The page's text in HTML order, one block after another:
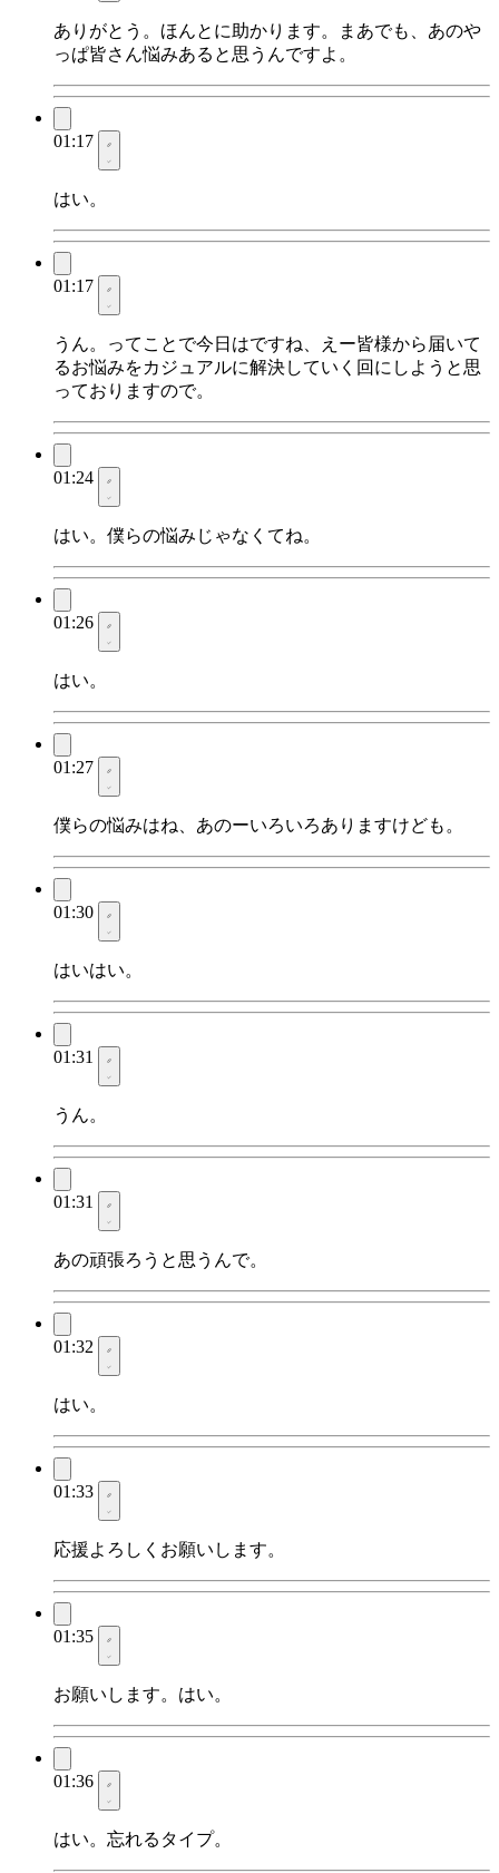
ありがとう。ほんとに助かります。まあでも、あのや
っぱ皆さん悩みあると思うんですよ。
01:17
はい。
01:17
うん。ってことで今日はですね、えー皆様から届いて
るお悩みをカジュアルに解決していく回にしようと思
っておりますので。
01:24
はい。僕らの悩みじゃなくてね。
01:26
はい。
01:27
僕らの悩みはね、あのーいろいろありますけども。
01:30
はいはい。
01:31
うん。
01:31
あの頑張ろうと思うんで。
01:32
はい。
01:33
応援よろしくお願いします。
01:35
お願いします。はい。
01:36
はい。忘れるタイプ。